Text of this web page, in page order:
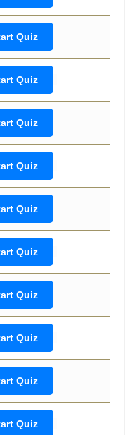
Quiz
Quiz
Quiz
Quiz
Quiz
Quiz
Quiz
Quiz
Quiz
Quiz